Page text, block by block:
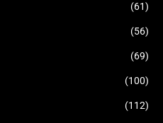
(61)
(56)
(69)
(100)
(112)